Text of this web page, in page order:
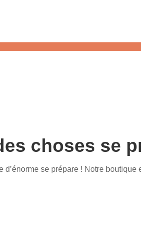
choses se
d’énorme se prépare ! Notre